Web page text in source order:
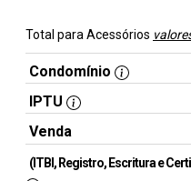
Total para Acessórios
Condomínio
IPTU
Venda
(ITBI, Registro, Escritura e